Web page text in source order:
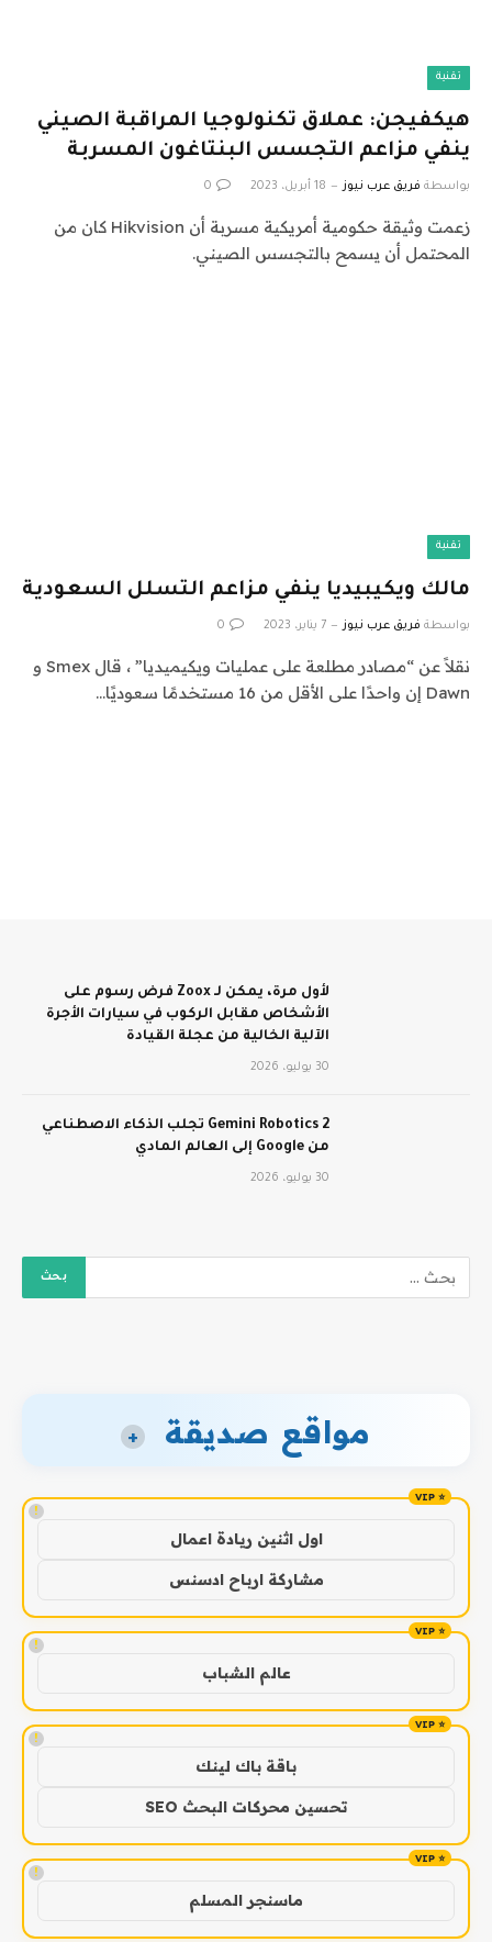
تقنية
هيكفيجن: عملاق تكنولوجيا المراقبة الصيني
ينفي مزاعم التجسس البنتاغون المسربة
بواسطة فريق عرب نيوز 18 أبريل، 2023 0
زعمت وثيقة حكومية أمريكية مسربة أن Hikvision كان من
المحتمل أن يسمح بالتجسس الصيني.
تقنية
مالك ويكيبيديا ينفي مزاعم التسلل السعودية
بواسطة فريق عرب نيوز 7 يناير، 2023 0
نقلاً عن “مصادر مطلعة على عمليات ويكيميديا” ، قال Smex و
Dawn إن واحدًا على الأقل من 16 مستخدمًا سعوديًا…
لأول مرة، يمكن لـ Zoox فرض رسوم على
الأشخاص مقابل الركوب في سيارات الأجرة
الآلية الخالية من عجلة القيادة
30 يوليو، 2026
Gemini Robotics 2 تجلب الذكاء الاصطناعي
من Google إلى العالم المادي
30 يوليو، 2026
مواقع صديقة +
!
اول اثنين ريادة اعمال
مشاركة ارباح ادسنس
!
عالم الشباب
!
باقة باك لينك
تحسين محركات البحث SEO
!
ماسنجر المسلم